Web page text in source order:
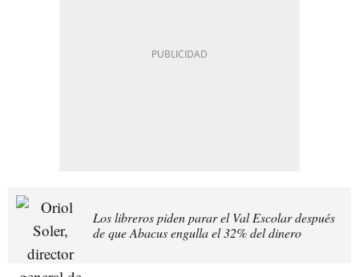
Los libreros piden parar el Val Escolar después
de que Abacus engulla el 32% del dinero